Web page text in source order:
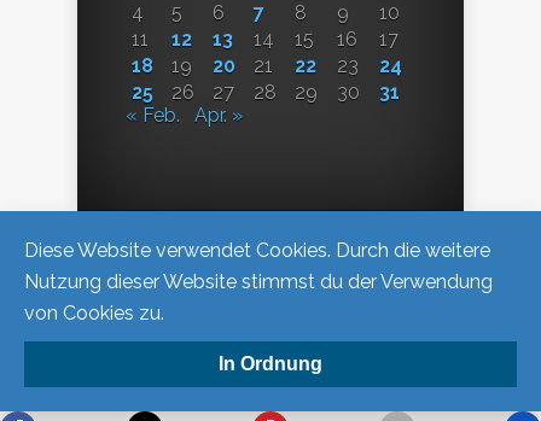
4
5 6 7 8 9
10
11
12 13 14 15 16
17
18
19 20 21 22 23
24
25
26 27 28 29 30
31
« Feb.
Apr. »
Diese Website verwendet Cookies. Durch die weitere
Nutzung dieser Website stimmst du der Verwendung
von Cookies zu.
In Ordnung